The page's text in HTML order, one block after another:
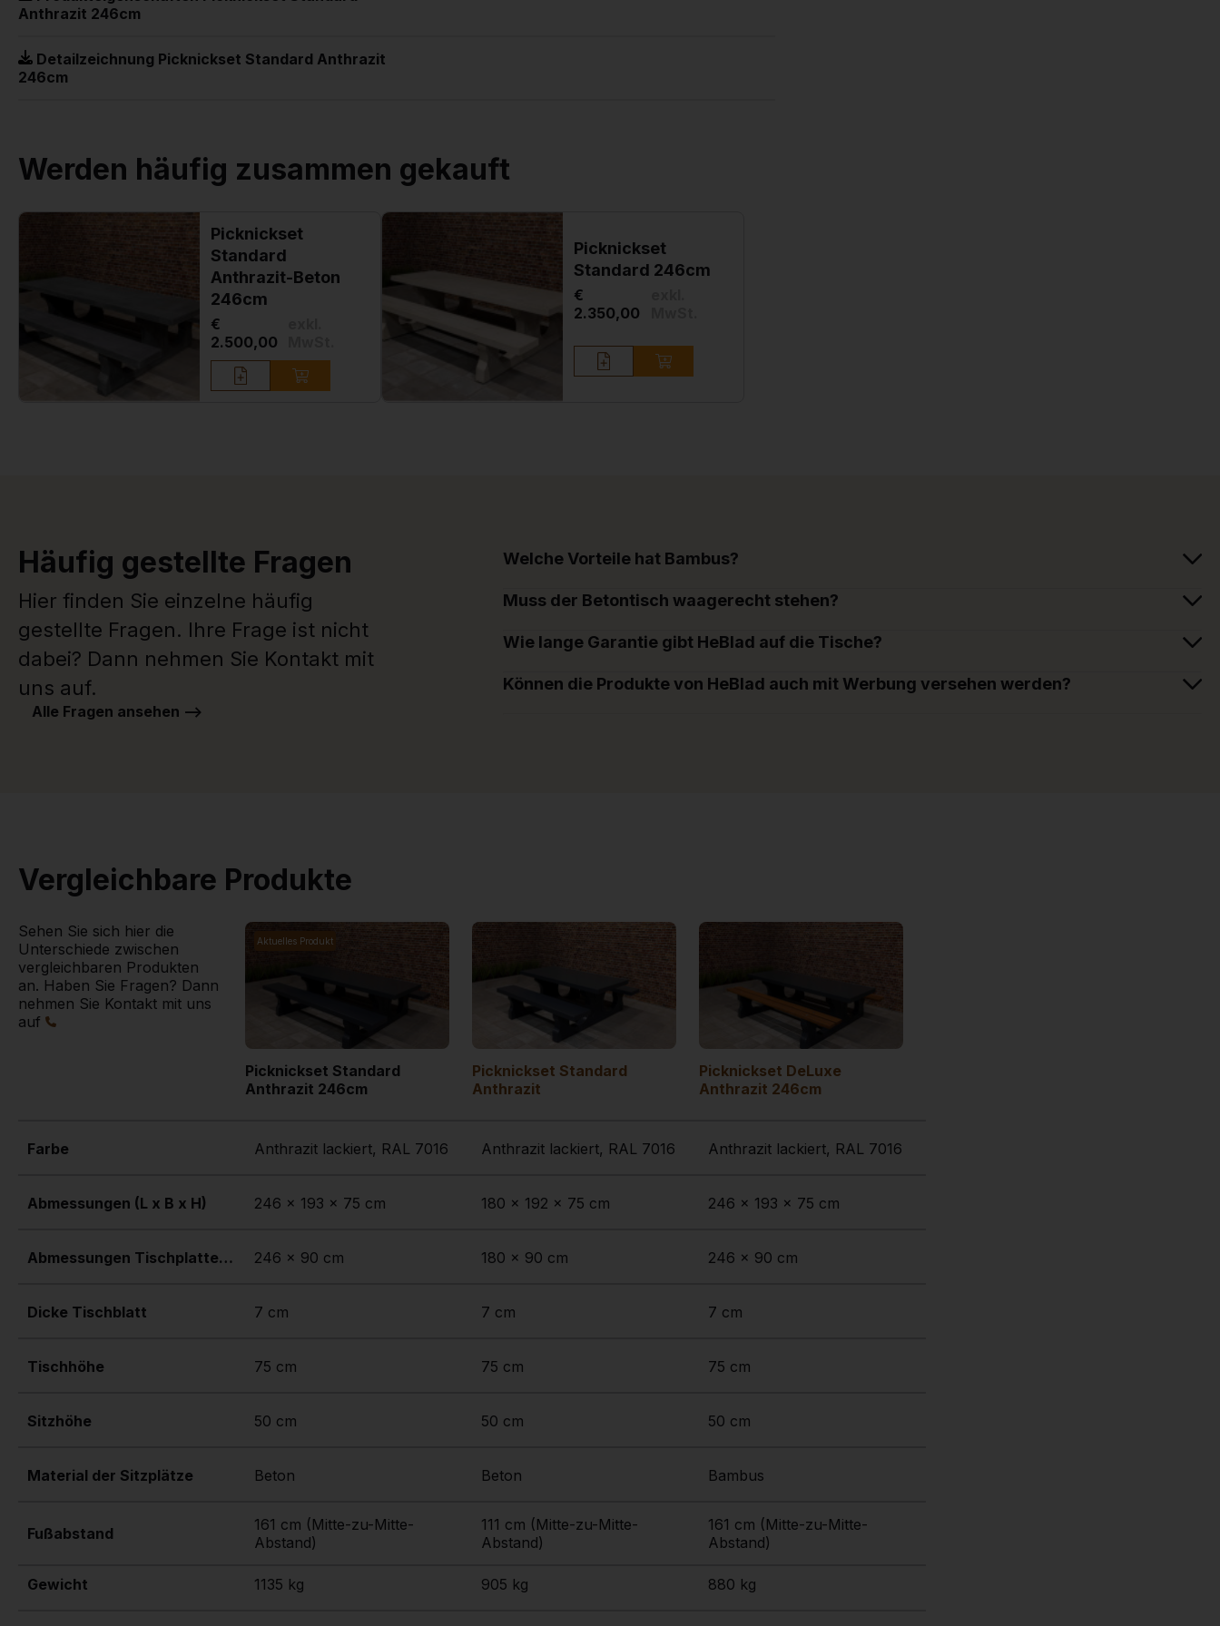
Anthrazit 246cm
Detailzeichnung Picknickset Standard Anthrazit
246cm
Werden häufig zusammen gekauft
Picknickset
Standard
Anthrazit-Beton
246cm
€
2.500,00
Picknickset
Standard 246cm
€
2.350,00
Häufig gestellte Fragen
Hier finden Sie einzelne häufig
gestellte Fragen. Ihre Frage ist nicht
dabei? Dann nehmen Sie Kontakt mit
uns auf.
Alle Fragen ansehen -->
Welche Vorteile hat Bambus?
Muss der Betontisch waagerecht stehen?
Wie lange Garantie gibt HeBlad auf die Tische?
Können die Produkte von HeBlad auch mit Werbung versehen werden?
Vergleichbare Produkte
Sehen Sie sich hier die
Unterschiede zwischen
vergleichbaren Produkten
an. Haben Sie Fragen? Dann
nehmen Sie Kontakt mit uns
auf
Aktuelles Produkt
Picknickset Standard
Anthrazit 246cm
Picknickset Standard
Anthrazit
Picknickset DeLuxe
Anthrazit 246cm
Farbe
Abmessungen (L x B x H)
Abmessungen Tischplatte (L x B)
Dicke Tischblatt
Tischhöhe
Sitzhöhe
Material der Sitzplätze
Fußabstand
Gewicht
Anthrazit lackiert, RAL 7016
246 x 193 x 75 cm
246 x 90 cm
7 cm
75 cm
50 cm
Beton
161 cm (Mitte-zu-Mitte-
Abstand)
1135 kg
Anthrazit lackiert, RAL 7016
180 x 192 x 75 cm
180 x 90 cm
7 cm
75 cm
50 cm
Beton
111 cm (Mitte-zu-Mitte-
Abstand)
905 kg
Anthrazit lackiert, RAL 7016
246 x 193 x 75 cm
246 x 90 cm
7 cm
75 cm
50 cm
Bambus
161 cm (Mitte-zu-Mitte-
Abstand)
880 kg